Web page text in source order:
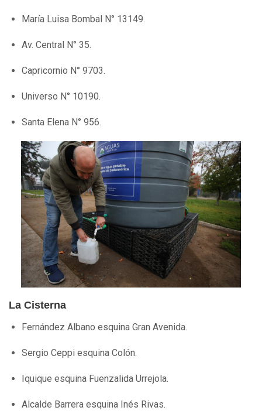
María Luisa Bombal N° 13149.
Av. Central N° 35.
Capricornio N° 9703.
Universo N° 10190.
Santa Elena N° 956.
La Cisterna
Fernández Albano esquina Gran Avenida.
Sergio Ceppi esquina Colón.
Iquique esquina Fuenzalida Urrejola.
Alcalde Barrera esquina Inés Rivas.